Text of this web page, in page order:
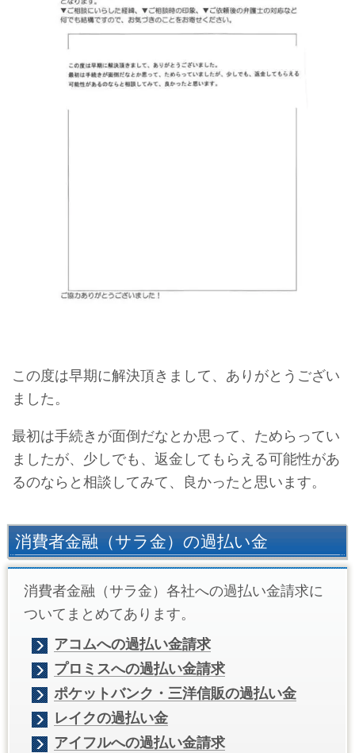
この度は早期に解決頂きまして、ありがとうござい
ました。
最初は手続きが面倒だなとか思って、ためらってい
ましたが、少しでも、返金してもらえる可能性があ
るのならと相談してみて、良かったと思います。
消費者金融（サラ金）の過払い金
消費者金融（サラ金）各社への過払い金請求に
ついてまとめてあります。
アコムへの過払い金請求
プロミスへの過払い金請求
ポケットバンク・三洋信販の過払い金
レイクの過払い金
アイフルへの過払い金請求